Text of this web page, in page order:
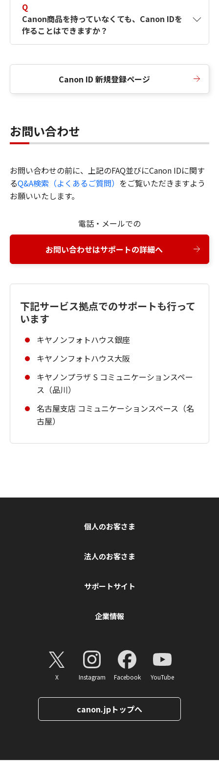
Q
Canon商品を持っていなくても、Canon IDを
作ることはできますか？
Canon ID 新規登録ページ
お問い合わせ
お問い合わせの前に、上記のFAQ並びにCanon IDに関す
るQ&A検索（よくあるご質問） をご覧いただきますよう
お願いいたします。
電話・メールでの
お問い合わせはサポートの詳細へ
下記サービス拠点でのサポートも行って
います
キヤノンフォトハウス銀座
キヤノンフォトハウス大阪
キヤノンプラザ S コミュニケーションスペー
ス（品川）
名古屋支店 コミュニケーションスペース（名
古屋）
個人のお客さま
法人のお客さま
サポートサイト
企業情報
X Instagram Facebook YouTube
canon.jpトップへ